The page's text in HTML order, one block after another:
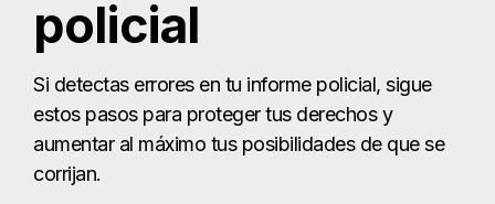
policial
Si detectas errores en tu informe policial, sigue
estos pasos para proteger tus derechos y
aumentar al máximo tus posibilidades de que se
corrijan.